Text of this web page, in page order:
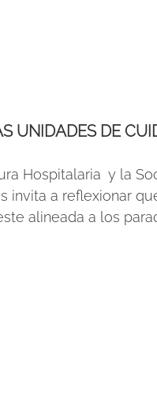
UNIDADES DE
Hospitalaria  y la
invita a reflexionar
alineada a los